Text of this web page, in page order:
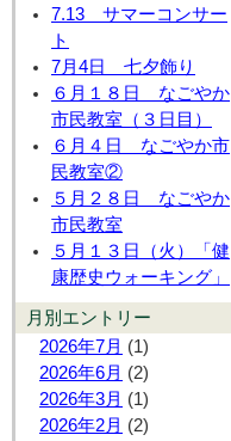
7.13 サマーコンサー
ト
7月4日 七夕飾り
６月１８日 なごやか
市民教室（３日目）
６月４日 なごやか市
民教室②
５月２８日 なごやか
市民教室
５月１３日（火）「健
康歴史ウォーキング」
月別エントリー
2026年7月 (1)
2026年6月 (2)
2026年3月 (1)
2026年2月 (2)